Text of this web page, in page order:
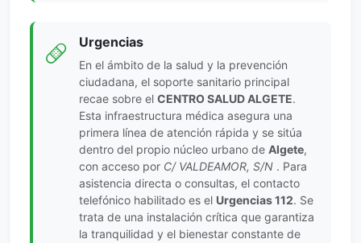
Urgencias
En el ámbito de la salud y la prevención
ciudadana, el soporte sanitario principal
recae sobre el CENTRO SALUD ALGETE.
Esta infraestructura médica asegura una
primera línea de atención rápida y se sitúa
dentro del propio núcleo urbano de Algete,
con acceso por C/ VALDEAMOR, S/N . Para
asistencia directa o consultas, el contacto
telefónico habilitado es el Urgencias 112. Se
trata de una instalación crítica que garantiza
la tranquilidad y el bienestar constante de